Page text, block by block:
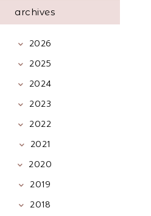
archives
2026
2025
2024
2023
2022
2021
2020
2019
2018